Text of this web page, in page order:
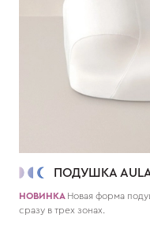
ПОДУШКА
НОВИНКА Новая форма
сразу в трех зонах.